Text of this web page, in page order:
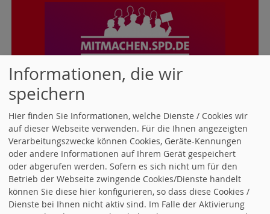
NEWSLETTER DER SPD
ALSBACH-HÄHNLEIN
Den neuesten Newsletter können Sie
hier als PDF-Datei herunterladen:
Newsletter Januar/Februar 2026
Informationen, die wir
speichern
Hier finden Sie Informationen, welche Dienste / Cookies wir
auf dieser Webseite verwenden. Für die Ihnen angezeigten
Verarbeitungszwecke können Cookies, Geräte-Kennungen
oder andere Informationen auf Ihrem Gerät gespeichert
oder abgerufen werden. Sofern es sich nicht um für den
Betrieb der Webseite zwingende Cookies/Dienste handelt
können Sie diese hier konfigurieren, so dass diese Cookies /
Dienste bei Ihnen nicht aktiv sind. Im Falle der Aktivierung